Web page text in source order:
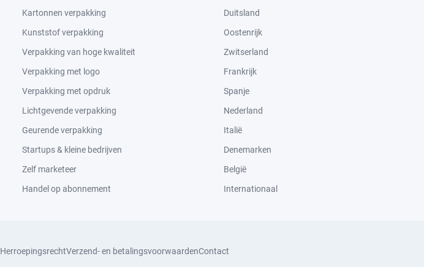
Kartonnen verpakking
Kunststof verpakking
Verpakking van hoge kwaliteit
Verpakking met logo
Verpakking met opdruk
Lichtgevende verpakking
Geurende verpakking
Startups & kleine bedrijven
Zelf marketeer
Handel op abonnement
Duitsland
Oostenrijk
Zwitserland
Frankrijk
Spanje
Nederland
Italië
Denemarken
België
Internationaal
HerroepingsrechtVerzend- en betalingsvoorwaardenContact